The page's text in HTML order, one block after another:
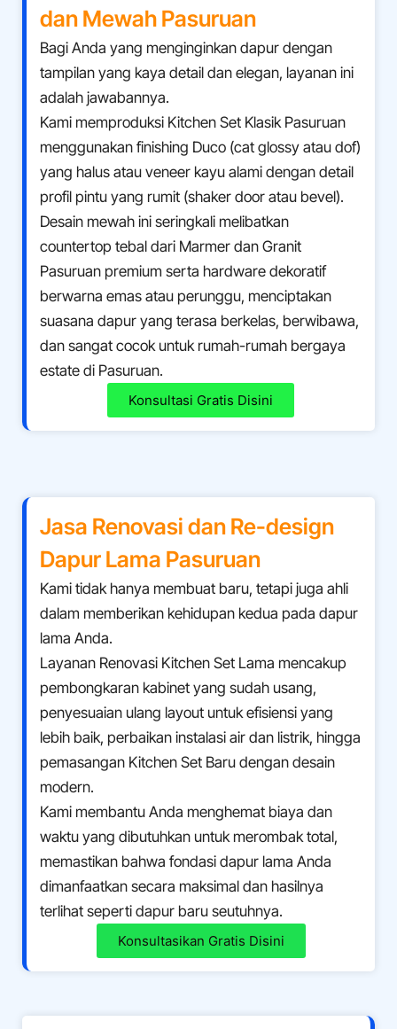
dan Mewah Pasuruan
Bagi Anda yang menginginkan dapur dengan
tampilan yang kaya detail dan elegan, layanan ini
adalah jawabannya.
Kami memproduksi Kitchen Set Klasik Pasuruan
menggunakan finishing Duco (cat glossy atau dof)
yang halus atau veneer kayu alami dengan detail
profil pintu yang rumit (shaker door atau bevel).
Desain mewah ini seringkali melibatkan
countertop tebal dari Marmer dan Granit
Pasuruan premium serta hardware dekoratif
berwarna emas atau perunggu, menciptakan
suasana dapur yang terasa berkelas, berwibawa,
dan sangat cocok untuk rumah-rumah bergaya
estate di Pasuruan.
Konsultasi Gratis Disini
Jasa Renovasi dan Re-design
Dapur Lama Pasuruan
Kami tidak hanya membuat baru, tetapi juga ahli
dalam memberikan kehidupan kedua pada dapur
lama Anda.
Layanan Renovasi Kitchen Set Lama mencakup
pembongkaran kabinet yang sudah usang,
penyesuaian ulang layout untuk efisiensi yang
lebih baik, perbaikan instalasi air dan listrik, hingga
pemasangan Kitchen Set Baru dengan desain
modern.
Kami membantu Anda menghemat biaya dan
waktu yang dibutuhkan untuk merombak total,
memastikan bahwa fondasi dapur lama Anda
dimanfaatkan secara maksimal dan hasilnya
terlihat seperti dapur baru seutuhnya.
Konsultasikan Gratis Disini